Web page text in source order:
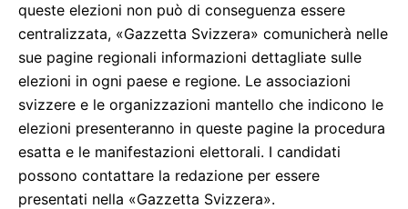
queste elezioni non può di conseguenza essere
centralizzata, «Gazzetta Svizzera» comunicherà nelle
sue pagine regionali informazioni dettagliate sulle
elezioni in ogni paese e regione. Le associazioni
svizzere e le organizzazioni mantello che indicono le
elezioni presenteranno in queste pagine la procedura
esatta e le manifestazioni elettorali. I candidati
possono contattare la redazione per essere
presentati nella «Gazzetta Svizzera».